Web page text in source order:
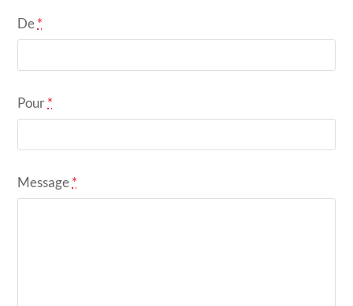
De*
Pour*
Message*